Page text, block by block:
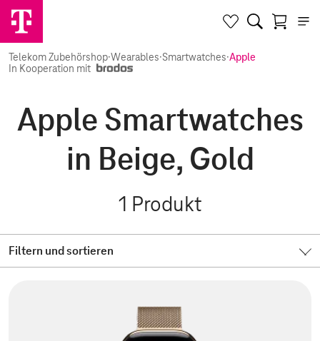
Telekom Zubehörshop·Wearables·Smartwatches·Apple
In Kooperation mit
Apple Smartwatches
in Beige, Gold
1 Produkt
Filtern und sortieren